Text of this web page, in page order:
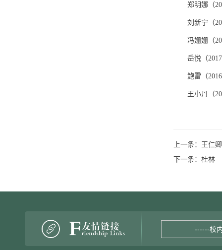
郑明娜（
刘新宁（
冯姗姗（
岳悦（2017
鲍雷（2016
王小丹（
上一条： 王仁卿
下一条： 杜林
------校